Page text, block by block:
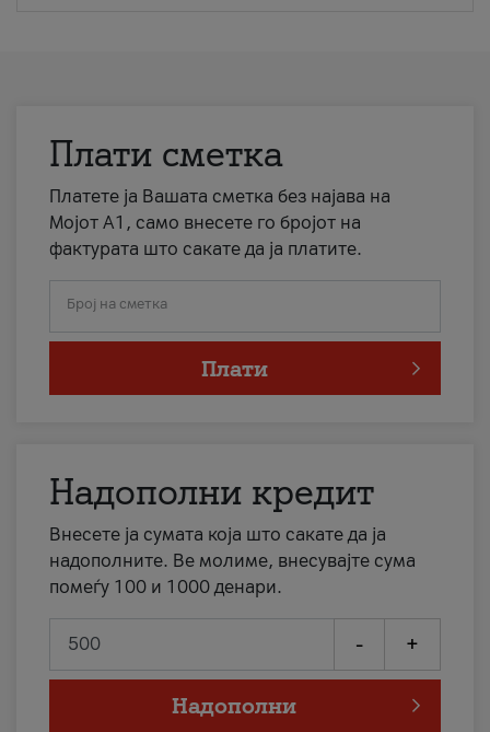
Плати сметка
Платете ја Вашата сметка без најава на
Мојот А1, само внесете го бројот на
фактурата што сакате да ја платите.
Број на сметка
Плати
Надополни кредит
Внесете ја сумата која што сакате да ја
надополните. Ве молиме, внесувајте сума
помеѓу 100 и 1000 денари.
- +
Надополни